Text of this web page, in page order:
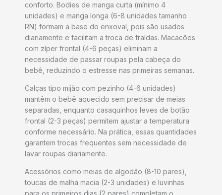
conforto. Bodies de manga curta (mínimo 4
unidades) e manga longa (6-8 unidades tamanho
RN) formam a base do enxoval, pois são usados
diariamente e facilitam a troca de fraldas. Macacões
com zíper frontal (4-6 peças) eliminam a
necessidade de passar roupas pela cabeça do
bebê, reduzindo o estresse nas primeiras semanas.
Calças tipo mijão com pezinho (4-6 unidades)
mantêm o bebê aquecido sem precisar de meias
separadas, enquanto casaquinhos leves de botão
frontal (2-3 peças) permitem ajustar a temperatura
conforme necessário. Na prática, essas quantidades
garantem trocas frequentes sem necessidade de
lavar roupas diariamente.
Acessórios como meias de algodão (8-10 pares),
toucas de malha macia (2-3 unidades) e luvinhas